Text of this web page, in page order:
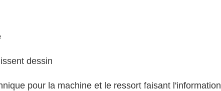
dessin
pour la machine et le ressort faisant l'information